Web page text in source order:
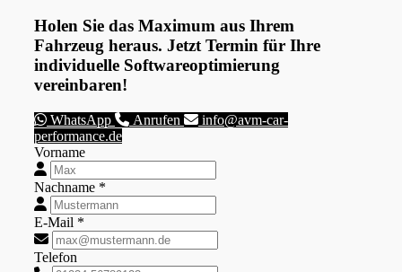
Holen Sie das Maximum aus Ihrem
Fahrzeug heraus. Jetzt Termin für Ihre
individuelle Softwareoptimierung
vereinbaren!
WhatsApp Anrufen
info@avm-car-
performance.de
Vorname
Nachname *
E-Mail *
Telefon